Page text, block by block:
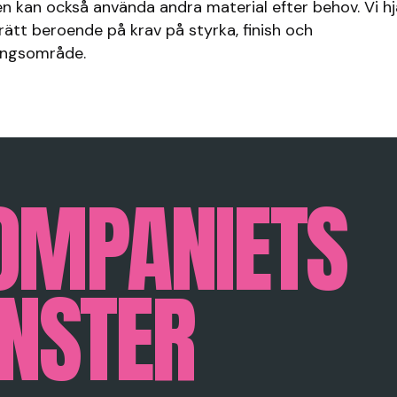
kan också använda andra material efter behov. Vi
beroende på krav på styrka, finish och